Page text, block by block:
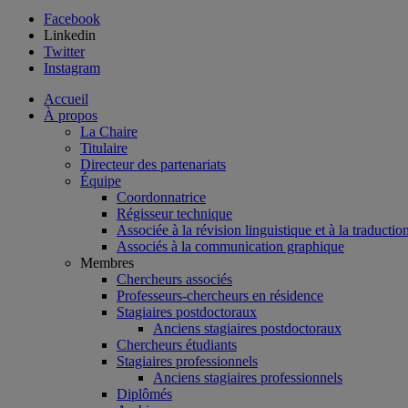
Facebook
Linkedin
Twitter
Instagram
Accueil
À propos
La Chaire
Titulaire
Directeur des partenariats
Équipe
Coordonnatrice
Régisseur technique
Associée à la révision linguistique et à la
Associés à la communication graphique
Membres
Chercheurs associés
Professeurs-chercheurs en résidence
Stagiaires postdoctoraux
Anciens stagiaires postdoctoraux
Chercheurs étudiants
Stagiaires professionnels
Anciens stagiaires professionnels
Diplômés